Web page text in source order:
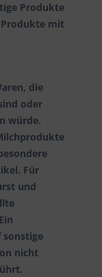
Produkte
Produkte mit
die
oder
würde.
Für
und
sonstige
nicht